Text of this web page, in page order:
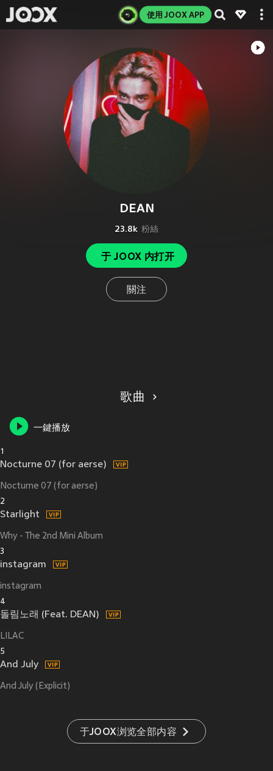
使用 JOOX APP
DEAN
23.8k 粉絲
于 JOOX 内打开
關注
歌曲
一鍵播放
1
Nocturne 07 (for aerse)
Nocturne 07 (for aerse)
2
Starlight
Why - The 2nd Mini Album
3
instagram
instagram
4
돌림노래 (Feat. DEAN)
LILAC
5
And July
And July (Explicit)
于JOOX浏览全部内容